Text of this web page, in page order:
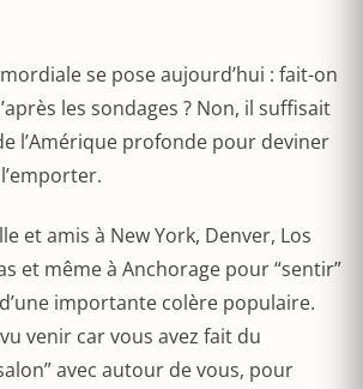
se pose aujourd’hui : fait-on
les sondages ? Non, il suffisait
l’Amérique profonde pour deviner
et amis à New York, Denver, Los
et même à Anchorage pour “sentir”
importante colère populaire.
venir car vous avez fait du
avec autour de vous, pour